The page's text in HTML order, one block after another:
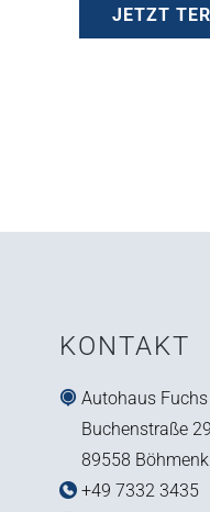
JETZT
KONTAKT
Autohaus Fuchs
Buchenstraße 29
89558
+49 7332 3435